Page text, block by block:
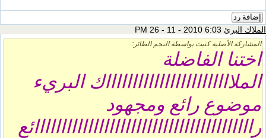
إضافة رد
الملاك البرئ
المشاركة الأصلية كتبت بواسطة النجم الطائر:
اختنا الفاضلة
الملااااااااااااااااااااااااك البريء
موضوع رائع ومجهود
رااااااااااااااااااااااااااااااااااااااااائع